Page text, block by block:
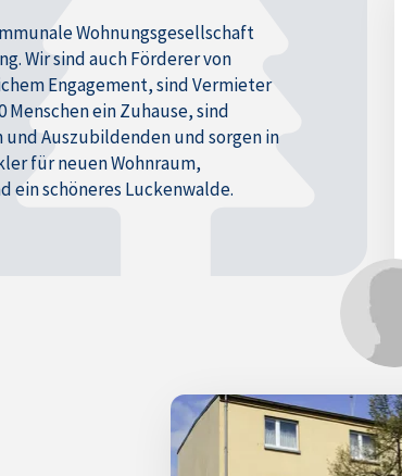
Wohnungsgesellschaft
Wir sind auch Förderer von
Engagement, sind Vermieter
Menschen ein Zuhause, sind
Auszubildenden und sorgen in
für neuen Wohnraum,
schöneres Luckenwalde.